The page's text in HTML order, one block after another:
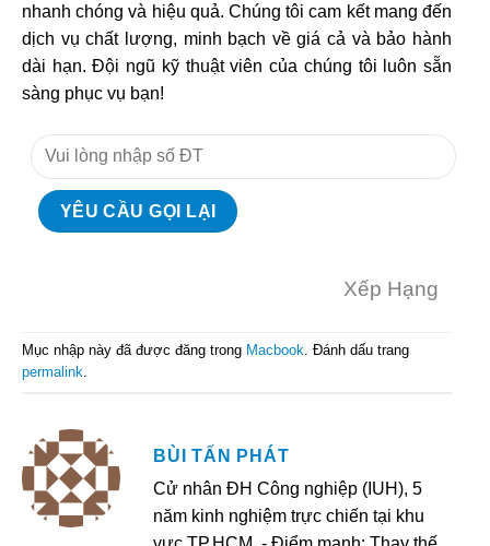
nhanh chóng và hiệu quả. Chúng tôi cam kết mang đến
dịch vụ chất lượng, minh bạch về giá cả và bảo hành
dài hạn. Đội ngũ kỹ thuật viên của chúng tôi luôn sẵn
sàng phục vụ bạn!
Xếp Hạng
Mục nhập này đã được đăng trong Macbook . Đánh dấu trang
permalink
BÙI TẤN PHÁT
Cử nhân ĐH Công nghiệp (IUH), 5
năm kinh nghiệm trực chiến tại khu